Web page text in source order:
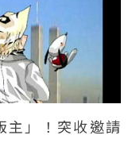
主」！突收邀請